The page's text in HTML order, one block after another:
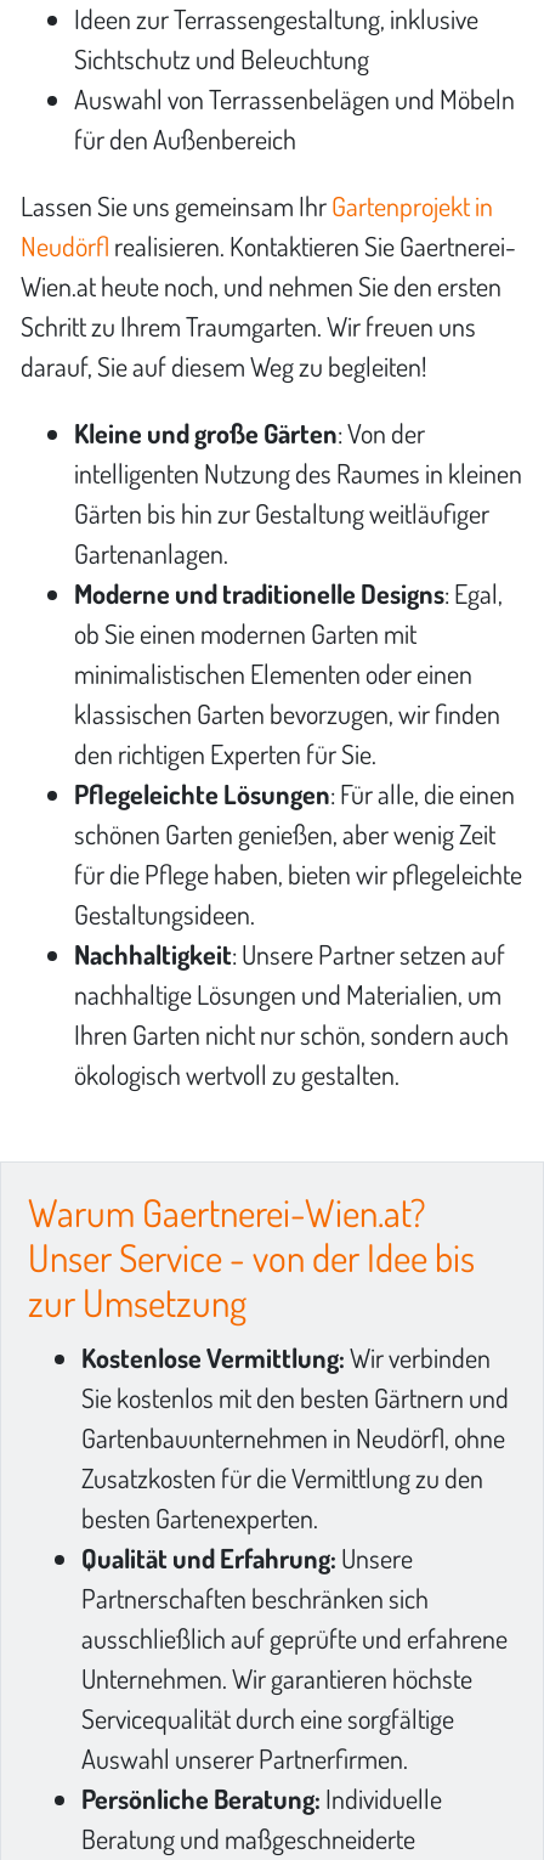
Ideen zur Terrassengestaltung, inklusive
Sichtschutz und Beleuchtung
Auswahl von Terrassenbelägen und Möbeln
für den Außenbereich
Lassen Sie uns gemeinsam IhrGartenprojekt in
Neudörfl realisieren. Kontaktieren Sie Gaertnerei-
Wien.at heute noch, und nehmen Sie den ersten
Schritt zu Ihrem Traumgarten. Wir freuen uns
darauf, Sie auf diesem Weg zu begleiten!
Kleine und große Gärten: Von der
intelligenten Nutzung des Raumes in kleinen
Gärten bis hin zur Gestaltung weitläufiger
Gartenanlagen.
Moderne und traditionelle Designs: Egal,
ob Sie einen modernen Garten mit
minimalistischen Elementen oder einen
klassischen Garten bevorzugen, wir finden
den richtigen Experten für Sie.
Pflegeleichte Lösungen: Für alle, die einen
schönen Garten genießen, aber wenig Zeit
für die Pflege haben, bieten wir pflegeleichte
Gestaltungsideen.
Nachhaltigkeit: Unsere Partner setzen auf
nachhaltige Lösungen und Materialien, um
Ihren Garten nicht nur schön, sondern auch
ökologisch wertvoll zu gestalten.
Warum Gaertnerei-Wien.at?
Unser Service - von der Idee bis
zur Umsetzung
Kostenlose Vermittlung:Wir verbinden
Sie kostenlos mit den besten Gärtnern und
Gartenbauunternehmen in Neudörfl, ohne
Zusatzkosten für die Vermittlung zu den
besten Gartenexperten.
Qualität und Erfahrung: Unsere
Partnerschaften beschränken sich
ausschließlich auf geprüfte und erfahrene
Unternehmen. Wir garantieren höchste
Servicequalität durch eine sorgfältige
Auswahl unserer Partnerfirmen.
Persönliche Beratung: Individuelle
Beratung und maßgeschneiderte